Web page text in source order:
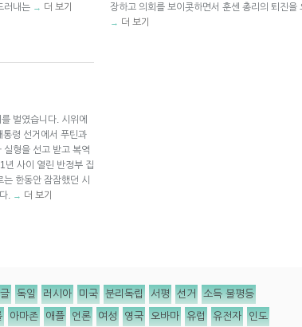
러내는 → 더 보기
장하고 의회를 보이콧하면서 훈센 총리의 퇴진을
→ 더 보기
벌였습니다. 시위에
령 선거에서 푸틴과
실형을 선고 받고 복역
년 사이 열린 반정부 집
한동안 잠잠했던 시
. → 더 보기
독일 러시아 미국 분리독립 서평 선거 소득 불평등
아마존 애플 언론 여성 영국 오바마 유럽 유전자 인도